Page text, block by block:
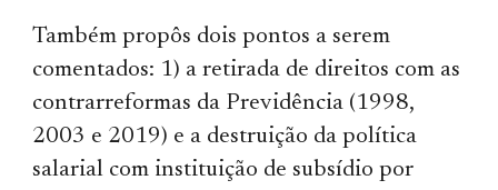
Também propôs dois pontos a serem
comentados: 1) a retirada de direitos com as
contrarreformas da Previdência (1998,
2003 e 2019) e a destruição da política
salarial com instituição de subsídio por